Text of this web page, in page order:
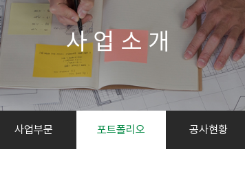
연혁
자격 및 인증
조직도
공사현황
사업소개
사업부문 포트폴리오 공사현황